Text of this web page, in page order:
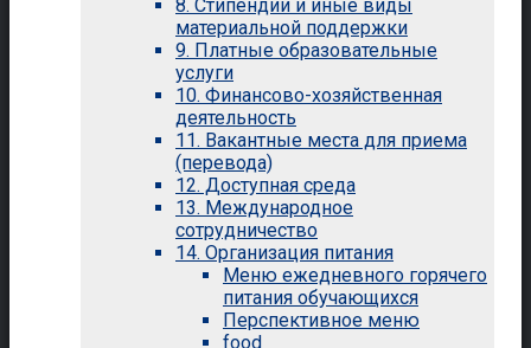
8. Стипендии и иные виды
материальной поддержки
9. Платные образовательные
услуги
10. Финансово-хозяйственная
деятельность
11. Вакантные места для приема
(перевода)
12. Доступная среда
13. Международное
сотрудничество
14. Организация питания
Меню ежедневного горячего
питания обучающихся
Перспективное меню
food